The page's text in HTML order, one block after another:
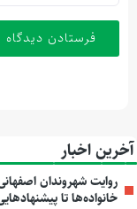
آخرین اخبار
خانواده‌ها تا